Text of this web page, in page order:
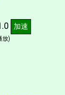
加速
放)